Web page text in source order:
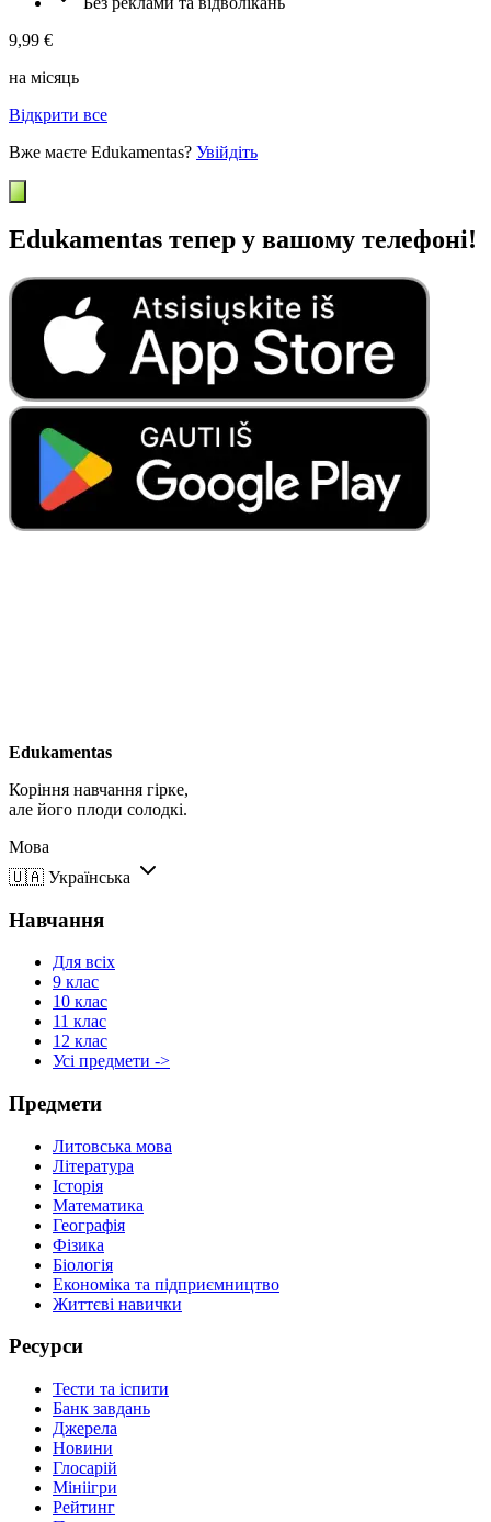
9,99 €
на місяць
Відкрити все
Вже маєте Edukamentas? Увійдіть
Edukamentas тепер у вашому телефоні!
Edukamentas
Коріння навчання гірке,
але його плоди солодкі.
Мова
🇺🇦 Українська
Навчання
Для всіх
9 клас
10 клас
11 клас
12 клас
Усі предмети ->
Предмети
Литовська мова
Література
Історія
Математика
Географія
Фізика
Біологія
Економіка та підприємництво
Життєві навички
Ресурси
Тести та іспити
Банк завдань
Джерела
Новини
Глосарій
Мініігри
Рейтинг